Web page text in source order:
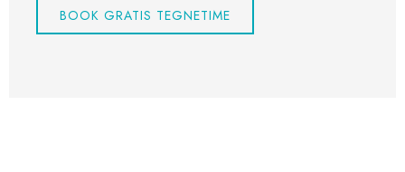
BOOK GRATIS TEGNETIME